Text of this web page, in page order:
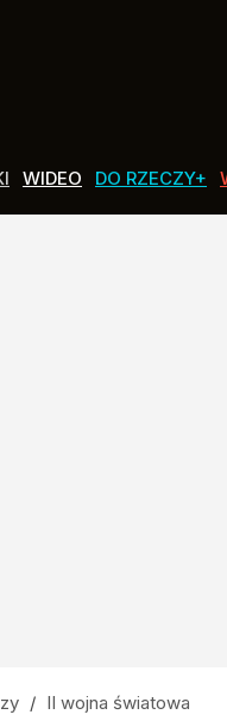
WIDEO DO RZECZY+
Co naprawdę
/ II wojna światowa